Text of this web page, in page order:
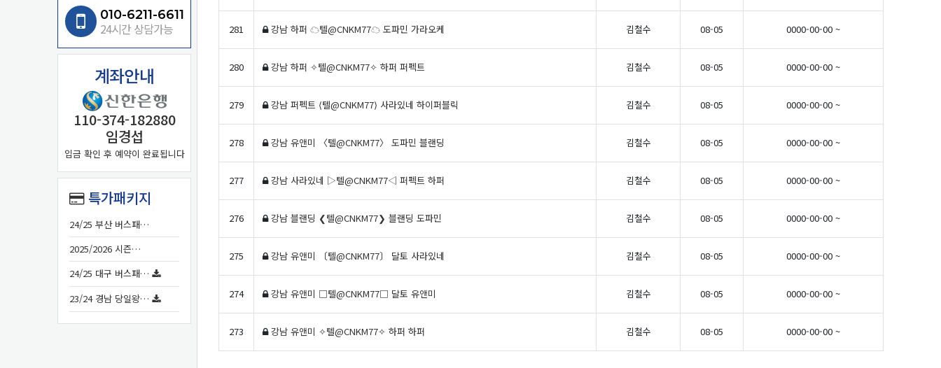
010-6211-6611
24시간 상담가능
계좌안내
110-374-182880
임경섭
입금 확인 후 예약이 완료됩니다
특가패키지
24/25 부산 버스패…
2025/2026 시즌…
24/25 대구 버스패…
23/24 경남 당일왕…
281 강남 하퍼 ☁텔@CNKM77☁ 도파민 가라오케 김철수 08-05 0000-00-00 ~
280 강남 하퍼 ✧텔@CNKM77✧ 하퍼 퍼펙트 김철수 08-05 0000-00-00 ~
279 강남 퍼펙트 ⟨텔@CNKM77⟩ 사라있네 하이퍼블릭 김철수 08-05 0000-00-00 ~
278 강남 유앤미 〈텔@CNKM77〉 도파민 블랜딩 김철수 08-05 0000-00-00 ~
277 강남 사라있네 ▷텔@CNKM77◁ 퍼펙트 하퍼 김철수 08-05 0000-00-00 ~
276 강남 블랜딩 ❮텔@CNKM77❯ 블랜딩 도파민 김철수 08-05 0000-00-00 ~
275 강남 유앤미 〔텔@CNKM77〕 달토 사라있네 김철수 08-05 0000-00-00 ~
274 강남 유앤미 □텔@CNKM77□ 달토 유앤미 김철수 08-05 0000-00-00 ~
273 강남 유앤미 ✧텔@CNKM77✧ 하퍼 하퍼 김철수 08-05 0000-00-00 ~